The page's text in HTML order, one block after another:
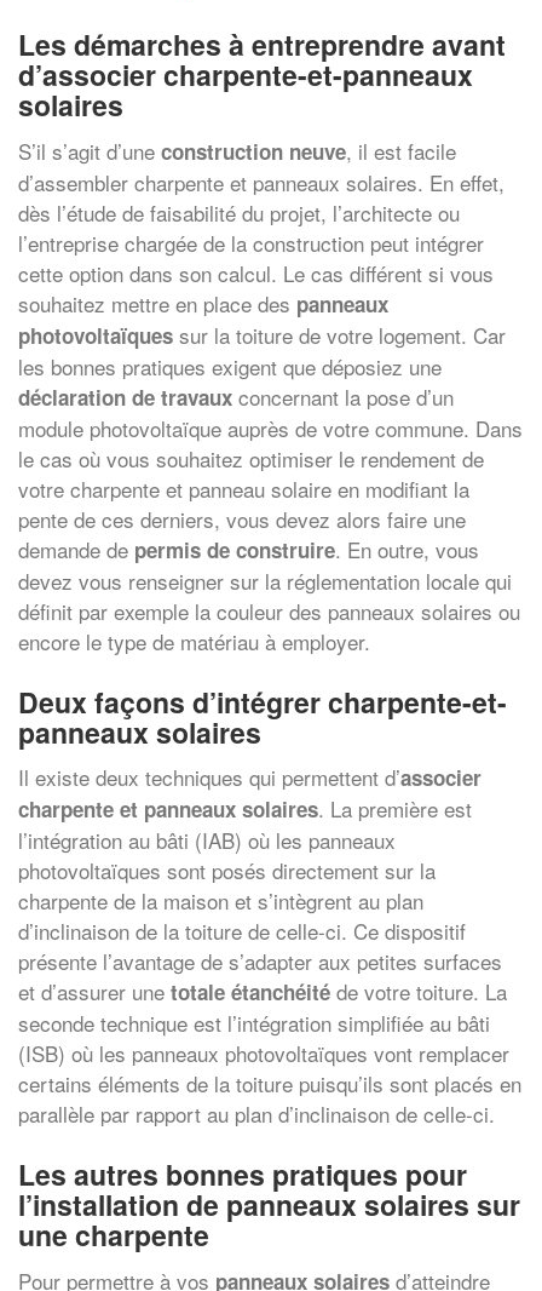
Les démarches à entreprendre avant
d’associer charpente-et-panneaux
solaires
S’il s’agit d’une construction neuve, il est facile
d’assembler charpente et panneaux solaires. En effet,
dès l’étude de faisabilité du projet, l’architecte ou
l’entreprise chargée de la construction peut intégrer
cette option dans son calcul. Le cas différent si vous
souhaitez mettre en place des panneaux
photovoltaïques sur la toiture de votre logement. Car
les bonnes pratiques exigent que déposiez une
déclaration de travaux concernant la pose d’un
module photovoltaïque auprès de votre commune. Dans
le cas où vous souhaitez optimiser le rendement de
votre charpente et panneau solaire en modifiant la
pente de ces derniers, vous devez alors faire une
demande de permis de construire. En outre, vous
devez vous renseigner sur la réglementation locale qui
définit par exemple la couleur des panneaux solaires ou
encore le type de matériau à employer.
Deux façons d’intégrer charpente-et-
panneaux solaires
Il existe deux techniques qui permettent d’associer
charpente et panneaux solaires. La première est
l’intégration au bâti (IAB) où les panneaux
photovoltaïques sont posés directement sur la
charpente de la maison et s’intègrent au plan
d’inclinaison de la toiture de celle-ci. Ce dispositif
présente l’avantage de s’adapter aux petites surfaces
et d’assurer une totale étanchéité de votre toiture. La
seconde technique est l’intégration simplifiée au bâti
(ISB) où les panneaux photovoltaïques vont remplacer
certains éléments de la toiture puisqu’ils sont placés en
parallèle par rapport au plan d’inclinaison de celle-ci.
Les autres bonnes pratiques pour
l’installation de panneaux solaires sur
une charpente
Pour permettre à vos panneaux solaires d’atteindre